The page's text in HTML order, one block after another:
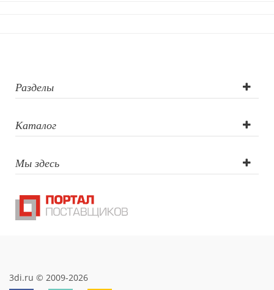
Гравировка
круговая (CO2
лазер),
Трафаретная
печать круговая
Разделы
Каталог
Мы здесь
3di.ru © 2009-2026